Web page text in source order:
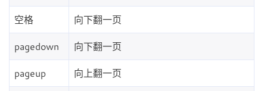
空格 向下翻一页
pagedown 向下翻一页
pageup 向上翻一页